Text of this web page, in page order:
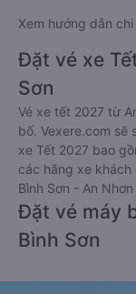
Xem hướng dẫn
Đặt vé xe
Sơn
Vé xe tết 2027 từ
bố. Vexere.com sẽ
xe Tết 2027 bao
các hãng xe khách
Bình Sơn - An
Đặt vé máy
Bình Sơn